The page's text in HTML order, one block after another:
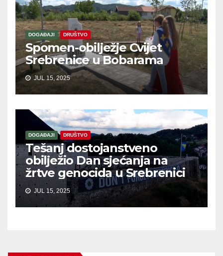
DOGAĐAJI DRUŠTVO
Spomen-obilježje Cvijet
Srebrenice u Bobarama
JUL 15, 2025
DOGAĐAJI DRUŠTVO
Tešanj dostojanstveno
obilježio Dan sjećanja na
žrtve genocida u Srebrenici
JUL 15, 2025